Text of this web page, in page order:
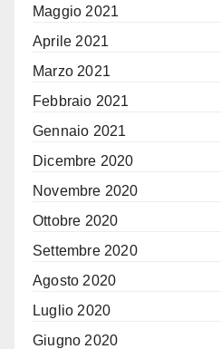
Maggio 2021
Aprile 2021
Marzo 2021
Febbraio 2021
Gennaio 2021
Dicembre 2020
Novembre 2020
Ottobre 2020
Settembre 2020
Agosto 2020
Luglio 2020
Giugno 2020